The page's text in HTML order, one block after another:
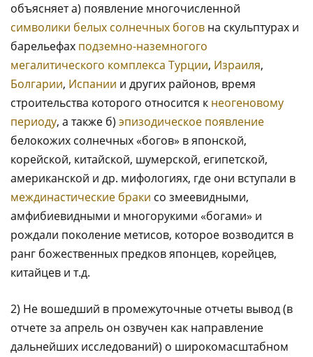
объясняет а) появление многочисленной
символики белых солнечных богов на скульптурах и
барельефах подземно-наземногого
мегалитического комплекса Турции, Израиля,
Болгарии, Испании и других районов, время
строительства которого относится к неогеновому
периоду, а также б) эпизодическое появление
белокожих солнечных «богов» в японской,
корейской, китайской, шумерской, египетской,
американской и др. мифологиях, где они вступали в
междинастические браки со змеевидными,
амфибиевидными и многорукими «богами» и
рождали поколение метисов, которое возводится в
ранг божественных предков японцев, корейцев,
китайцев и т.д.
2) Не вошедший в промежуточные отчеты вывод (в
отчете за апрель он озвучен как направление
дальнейших исследований) о широкомасштабном